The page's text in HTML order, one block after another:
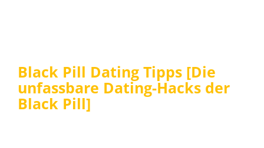
Black Pill Dating Tipps [Die
unfassbare Dating-Hacks der
Black Pill]